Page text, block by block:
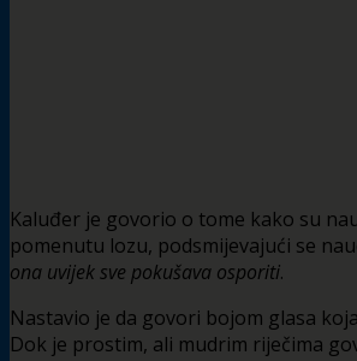
Kaluđer je govorio o tome kako su
pomenutu lozu, podsmijevajući se
ona uvijek sve pokušava osporiti.
Nastavio je da govori bojom glasa
Dok je prostim, ali mudrim riječima